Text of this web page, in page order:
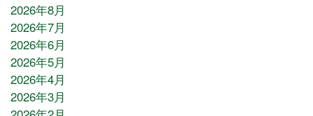
2026年8月
2026年7月
2026年6月
2026年5月
2026年4月
2026年3月